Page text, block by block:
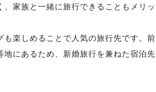
家族と一緒に旅行できることもメリッ
楽しめることで人気の旅行先です。前
にあるため、新婚旅行を兼ねた宿泊先